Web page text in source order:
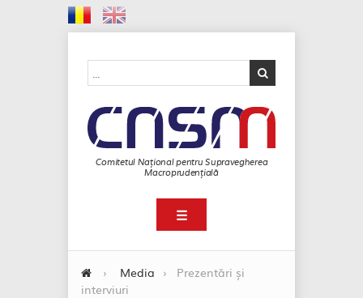
Comitetul Național pentru Supravegherea
Macroprudențială
☰
› Media ›
Prezentări și
interviuri